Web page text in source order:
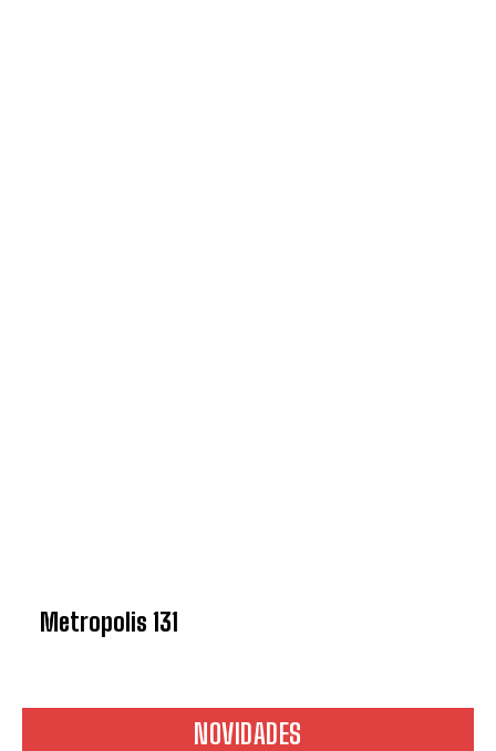
Metropolis 131
NOVIDADES